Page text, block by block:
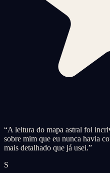
“A leitura do mapa astral foi
sobre mim que eu nunca havia
mais detalhado que já usei.”
S